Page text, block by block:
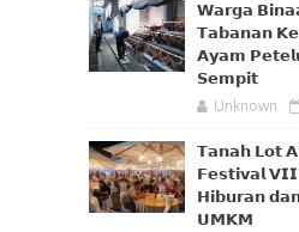
𝗪𝗮𝗿𝗴𝗮
𝗧𝗮𝗯𝗮𝗻𝗮𝗻
𝗔𝘆𝗮𝗺
𝗦𝗲𝗺𝗽𝗶𝘁
Unknown
𝗧𝗮𝗻𝗮𝗵 𝗟𝗼𝘁
𝗙𝗲𝘀𝘁𝗶𝘃𝗮𝗹
𝗛𝗶𝗯𝘂𝗿𝗮𝗻
𝗨𝗠𝗞𝗠